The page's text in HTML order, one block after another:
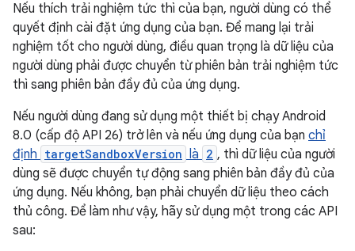
Nếu thích trải nghiệm tức thì của bạn, người dùng có thể
quyết định cài đặt ứng dụng của bạn. Để mang lại trải
nghiệm tốt cho người dùng, điều quan trọng là dữ liệu của
người dùng phải được chuyển từ phiên bản trải nghiệm tức
thì sang phiên bản đầy đủ của ứng dụng.
Nếu người dùng đang sử dụng một thiết bị chạy Android
8.0 (cấp độ API 26) trở lên và nếu ứng dụng của bạn chỉ
định targetSandboxVersion là 2 , thì dữ liệu của người
dùng sẽ được chuyển tự động sang phiên bản đầy đủ của
ứng dụng. Nếu không, bạn phải chuyển dữ liệu theo cách
thủ công. Để làm như vậy, hãy sử dụng một trong các API
sau: